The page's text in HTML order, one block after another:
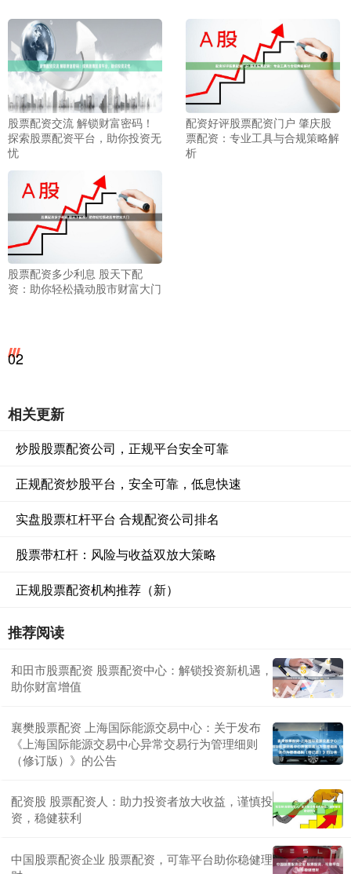
股票配资交流 解锁财富密码！
探索股票配资平台，助你投资无
忧
配资好评股票配资门户 肇庆股
票配资：专业工具与合规策略解
析
股票配资多少利息 股天下配
资：助你轻松撬动股市财富大门
02
相关更新
炒股股票配资公司，正规平台安全可靠
正规配资炒股平台，安全可靠，低息快速
实盘股票杠杆平台 合规配资公司排名
股票带杠杆：风险与收益双放大策略
正规股票配资机构推荐（新）
推荐阅读
和田市股票配资 股票配资中心：解锁投资新机遇，
助你财富增值
襄樊股票配资 上海国际能源交易中心：关于发布
《上海国际能源交易中心异常交易行为管理细则
（修订版）》的公告
配资股 股票配资人：助力投资者放大收益，谨慎投
资，稳健获利
中国股票配资企业 股票配资，可靠平台助你稳健理